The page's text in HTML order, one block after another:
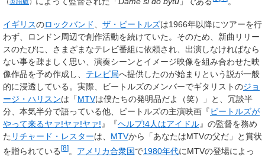
イギリスのロックバンド ザ・ビートルズは1966年以降にツアーを行
わず、ロンドン周辺で創作活動を続けていた。そのため、新曲リリー
スのたびに、さまざまなテレビ番組に依頼され、出演しなければなら
ない事を疎ましく思い、演奏シーンとイメージ映像を組み合わせた映
像作品を予め作成し、 テレビ局へ提供したのが始まりという説が一般
的に浸透している。実際、ビートルズのメンバーでギタリストのジョ
ージ・ハリスンは「MTVは僕たちの発明品だよ（笑）」と、冗談半
分、本気半分で語っている他、ビートルズの主演映画『ビートルズが
やって来るヤァ!ヤァ!ヤァ! 』『ヘルプ!4人はアイドル』の監督を務め
た リチャード・レスターは、 MTVから「あなたはMTVの父だ」と賞状
を贈られている[8]。 アメリカ合衆国で1980年代にMTVの登場によっ